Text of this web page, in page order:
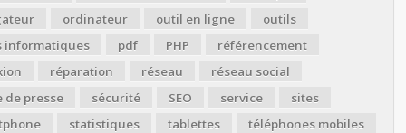
ordinateur outil en ligne
outils
informatiques
pdf PHP
référencement
réparation réseau
réseau social
de presse
sécurité SEO service
sites
statistiques tablettes
téléphones mobiles